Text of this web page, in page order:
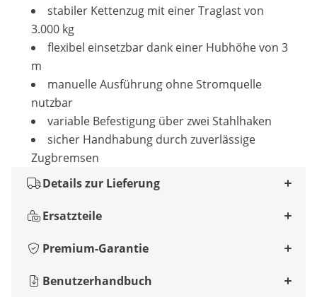
stabiler Kettenzug mit einer Traglast von
3.000 kg
flexibel einsetzbar dank einer Hubhöhe von 3
m
manuelle Ausführung ohne Stromquelle
nutzbar
variable Befestigung über zwei Stahlhaken
sicher Handhabung durch zuverlässige
Zugbremsen
Details zur Lieferung
Ersatzteile
Premium-Garantie
Benutzerhandbuch